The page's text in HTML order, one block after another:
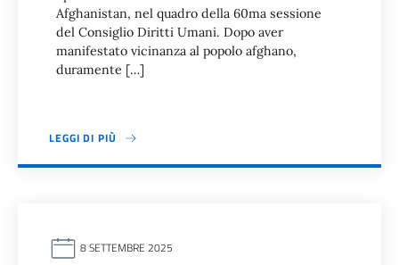
Afghanistan, nel quadro della 60ma sessione
del Consiglio Diritti Umani. Dopo aver
manifestato vicinanza al popolo afghano,
duramente […]
LEGGI DI PIÙ
8 SETTEMBRE 2025